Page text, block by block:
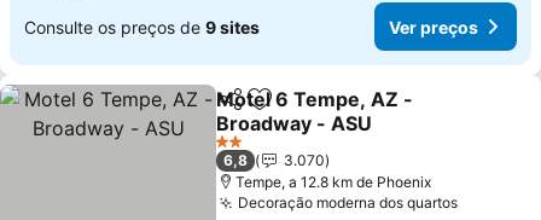
Consulte os preços de 9 sites Ver preços
PartilharAdicionar aos favoritos
Motel 6 Tempe, AZ -
Broadway - ASU
2 Estrelas
6,8
3.070
Tempe, a 12.8 km de Phoenix
Decoração moderna dos quartos